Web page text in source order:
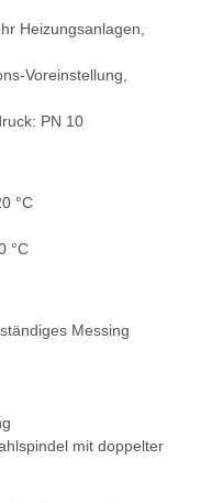
Heizungsanlagen,
Voreinstellung,
PN 10
°C
°C
Messing
mit doppelter